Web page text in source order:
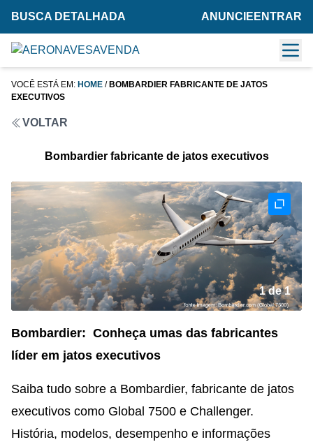
BUSCA DETALHADA ANUNCIE ENTRAR
VOCÊ ESTÁ EM: HOME / BOMBARDIER FABRICANTE DE JATOS
EXECUTIVOS
VOLTAR
Bombardier fabricante de jatos executivos
1 de 1
Bombardier: Conheça umas das fabricantes
líder em jatos executivos
Saiba tudo sobre a Bombardier, fabricante de jatos
executivos como Global 7500 e Challenger.
História, modelos, desempenho e informações